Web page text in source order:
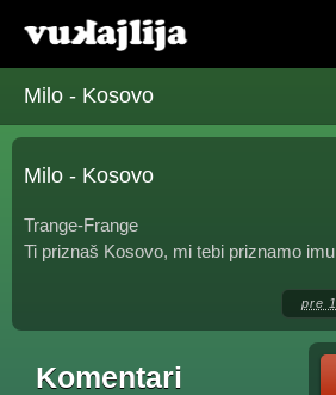
Milo - Kosovo
Milo - Kosovo
Trange-Frange
Ti priznaš Kosovo, mi tebi priznamo
pre
Komentari